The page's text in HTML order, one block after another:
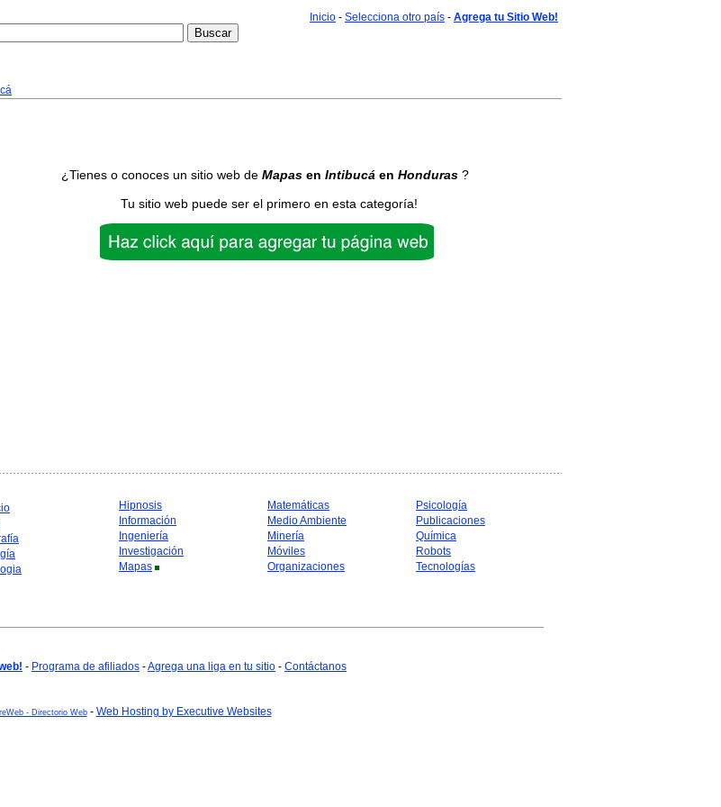
Inicio - Selecciona otro país - Agrega tu Sitio Web!
¿Tienes o conoces un sitio web de Mapas en Intibucá en Honduras ?
Tu sitio web puede ser el primero en esta categoría!
Hipnosis
Información
Ingeniería
Investigación
Mapas
Matemáticas
Medio Ambiente
Minería
Móviles
Organizaciones
Psicología
Publicaciones
Química
Robots
Tecnologías
- Programa de afiliados -Agrega una liga en tu sitio - Contáctanos
- Directorio Web- Web Hosting by Executive Websites